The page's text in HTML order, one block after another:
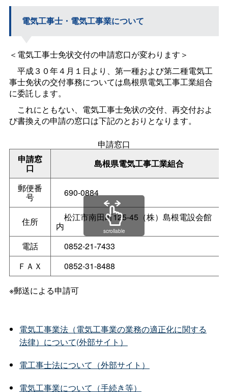
電気工事士・電気工事業について
＜電気工事士免状交付の申請窓口が変わります＞
平成３０年４月１日より、第一種および第二種電気工
事士免状の交付事務については島根県電気工事工業組合
に委託します。
これにともない、電気工事士免状の交付、再交付およ
び書換えの申請の窓口は下記のとおりとなります。
申請窓口
申請窓
口 島根県電気工事工業組合
郵便番
号 690-0884
住所 松江市南田町125-45（株）島根電設会館
内
電話
0852-21-7433
ＦＡＸ
0852-31-8488
scrollable
※郵送による申請可
電気工事業法（電気工事業の業務の適正化に関する
法律）について(外部サイト）
電工事士法について（外部サイト）
電気工事業について（手続き等）